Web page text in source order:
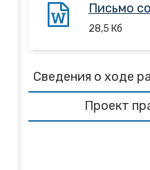
Письмо
28,5 Кб
Сведения о ходе
Проект